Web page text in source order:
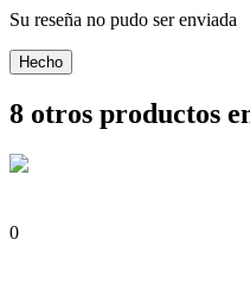
Su reseña no pudo ser enviada
Hecho
8 otros productos
0